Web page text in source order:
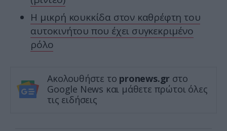
Η μικρή κουκκίδα στον καθρέφτη του
αυτοκινήτου που έχει συγκεκριμένο
ρόλο
Ακολουθήστε το pronews.gr στο
Google News και μάθετε πρώτοι όλες
τις ειδήσεις